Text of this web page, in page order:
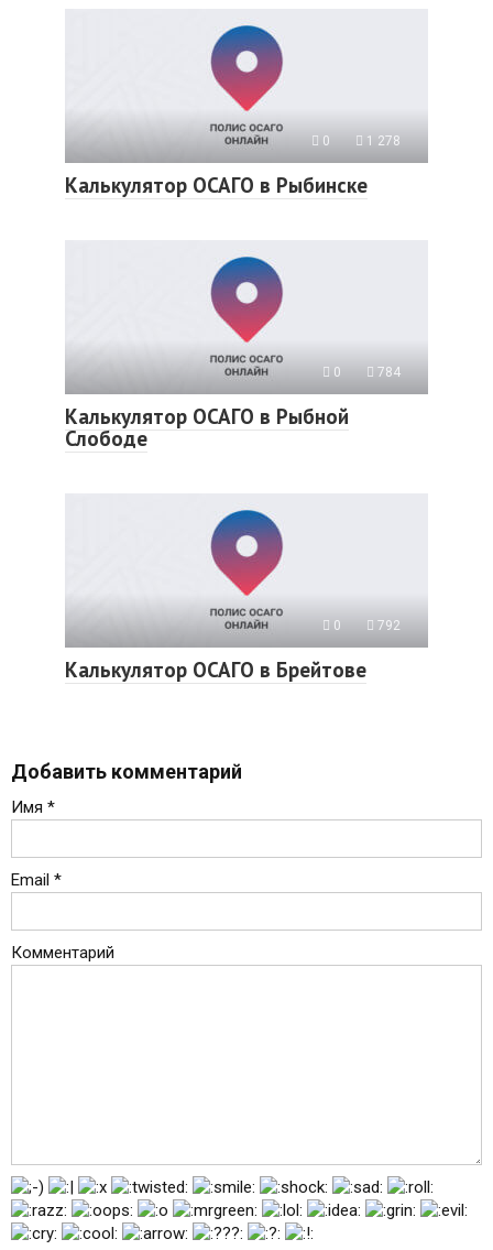
0 1 278
Калькулятор ОСАГО в Рыбинске
0 784
Калькулятор ОСАГО в Рыбной
Слободе
0 792
Калькулятор ОСАГО в Брейтове
Добавить комментарий
Имя *
Email *
Комментарий